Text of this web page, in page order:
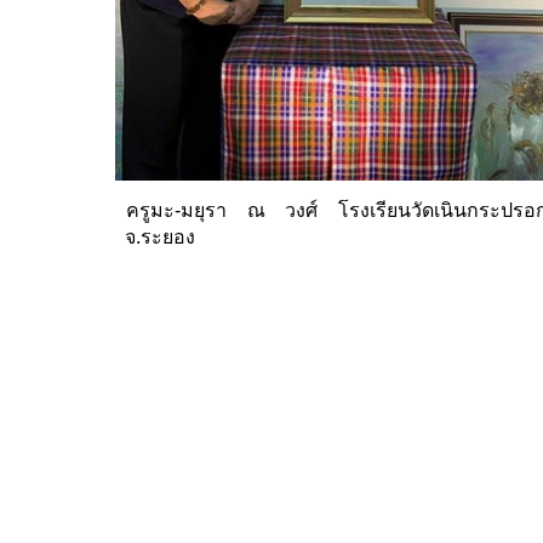
ครูมะ-มยุรา ณ
วงศ์ โรงเรียนวัดเนินกระปรอ
จ.ระยอง